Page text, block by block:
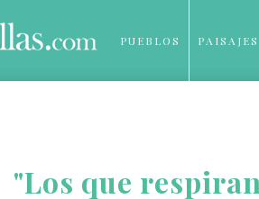
PUEBLOS PAISAJES
"Los que